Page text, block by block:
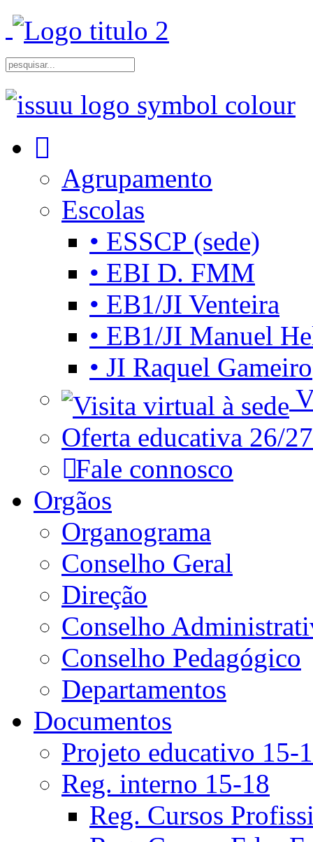
Agrupamento
Escolas
• ESSCP (sede)
• EBI D. FMM
• EB1/JI Venteira
• EB1/JI Manuel
• JI Raquel Gameiro
Oferta educativa 26/27
Fale connosco
Orgãos
Organograma
Conselho Geral
Direção
Conselho
Conselho Pedagógico
Departamentos
Documentos
Projeto educativo 15-
Reg. interno 15-18
Reg. Cursos